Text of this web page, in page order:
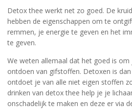
Detox thee werkt net zo goed. De
hebben de eigenschappen om te
remmen, je energie te geven en het
te geven.
We weten allemaal dat het goed is
ontdoen van gifstoffen. Detoxen is
ontdoet je van alle niet eigen stoffen
drinken van detox thee help je je
onschadelijk te maken en deze er via